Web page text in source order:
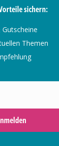
sichern:
Themen